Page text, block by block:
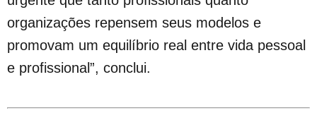
organizações repensem seus modelos e
promovam um equilíbrio real entre vida pessoal
e profissional”, conclui.